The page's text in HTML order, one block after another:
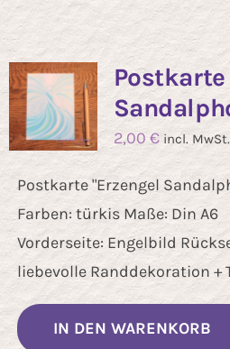
Postkarte
2,00 € incl. MwSt.
Postkarte "Erzengel
Farben: türkis Maße: Din A6
Vorderseite: Engelbild
liebevolle Randdekoration +
IN DEN WARENKORB